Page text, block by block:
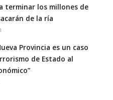
terminar los millones de
de la ría
Provincia es un caso
de Estado al